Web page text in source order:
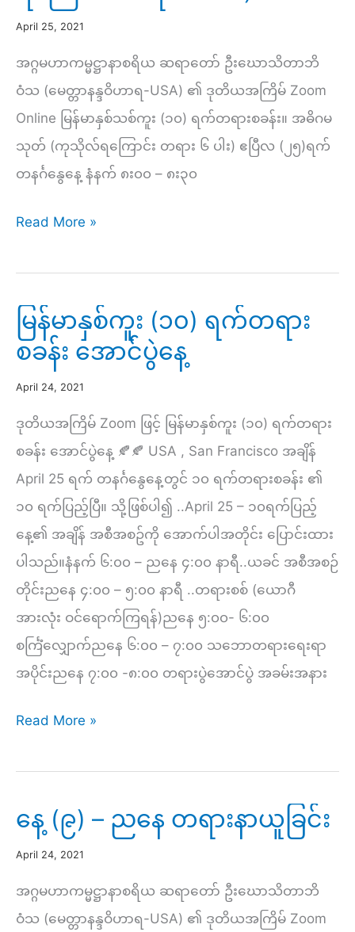
April 25, 2021
အဂ္ဂမဟာကမ္မဋ္ဌာနာစရိယ ဆရာတော် ဦးဃောသိတာဘိ
ဝံသ (မေတ္တာနန္ဒဝိဟာရ-USA) ၏ ဒုတိယအကြိမ် Zoom
Online မြန်မာနှစ်သစ်ကူး (၁၀) ရက်တရားစခန်း။ အဓိဂမ
သုတ် (ကုသိုလ်ရကြောင်း တရား ၆ ပါး) ဧပြီလ (၂၅)ရက်
တနင်္ဂနွေနေ့ နံနက် ၈း၀၀ – ၈း၃၀
နေ့
–
နံနက်ခင်း
အလုပ်
ပေး
တရား
ဓိ
သုတ်
(ကုသိုလ်
ကြောင်း
တရား
ပါး)
Read More »
မြန်မာနှစ်ကူး (၁၀) ရက်တရား
စခန်း အောင်ပွဲနေ့
April 24, 2021
ဒုတိယအကြိမ် Zoom ဖြင့် မြန်မာနှစ်ကူး (၁၀) ရက်တရား
စခန်း အောင်ပွဲနေ့ 🍂🍂 USA , San Francisco အချိန်
April 25 ရက် တနင်္ဂနွေနေ့တွင် ၁၀ ရက်တရားစခန်း ၏
၁၀ ရက်ပြည့်ပြီ။ သို့ဖြစ်ပါ၍ ..April 25 – ၁၀ရက်ပြည့်
နေ့၏ အချိန် အစီအစဥ်ကို အောက်ပါအတိုင်း ပြောင်းထား
ပါသည်။နံနက် ၆:၀၀ – ညနေ ၄:၀၀ နာရီ..ယခင် အစီအစဉ်
တိုင်းညနေ ၄:၀၀ – ၅:၀၀ နာရီ ..တရားစစ် (ယောဂီ
အားလုံး ဝင်ရောက်ကြရန်)ညနေ ၅:၀၀- ၆:၀၀
စင်္ကြံလျှောက်ညနေ ၆:၀၀ – ၇:၀၀ သဘောတရားရေးရာ
အပိုင်းညနေ ၇:၀၀ -၈:၀၀ တရားပွဲအောင်ပွဲ အခမ်းအနား
မြန်မာ
(၁၀)
တရား
စခန်း
အောင်ပွဲ
နေ့
Read More »
နေ့ (၉) – ညနေ တရားနာယူခြင်း
April 24, 2021
အဂ္ဂမဟာကမ္မဋ္ဌာနာစရိယ ဆရာတော် ဦးဃောသိတာဘိ
ဝံသ (မေတ္တာနန္ဒဝိဟာရ-USA) ၏ ဒုတိယအကြိမ် Zoom